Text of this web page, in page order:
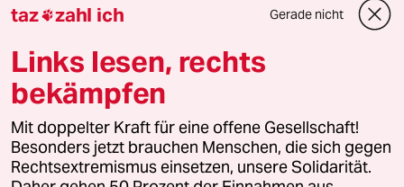
Downloads für Abonnierende
© 2026 taz Verlags und Vertriebs GmbH
Alle Rechte vorbehalten. Bei rechtlichen Fragen oder für Genehmigungen
wenden Sie sich bitte an
lizenzen@taz.de
taz zahl ich Gerade nicht
Links lesen, rechts
bekämpfen
Mit doppelter Kraft für eine offene Gesellschaft!
Besonders jetzt brauchen Menschen, die sich gegen
Rechtsextremismus einsetzen, unsere Solidarität.